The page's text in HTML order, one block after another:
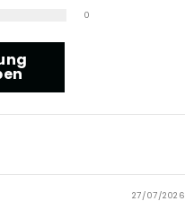
0
27/07/2026